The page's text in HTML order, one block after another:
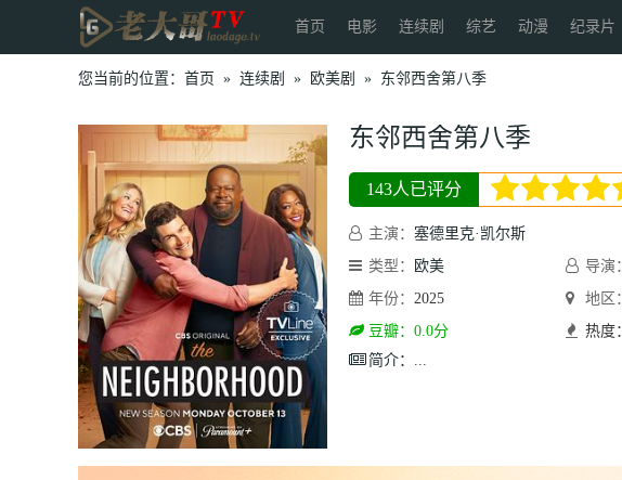
首页 电影 连续剧 综艺 动漫 纪录片
您当前的位置： 首页 » 连续剧 » 欧美剧 » 东邻西舍第八季
东邻西舍第八季
143人已评分
主演： 塞德里克·凯尔斯
类型：
欧美 导演：
年份： 2025 地区：
豆瓣：0.0分
热度
简介： ...